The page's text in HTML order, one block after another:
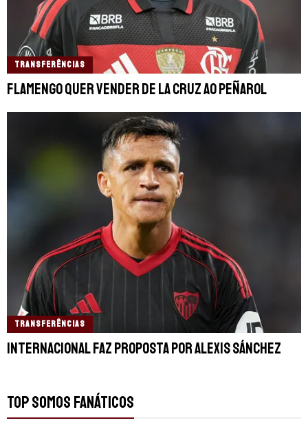
TRANSFERÊNCIAS
Flamengo quer vender De La Cruz ao Peñarol
TRANSFERÊNCIAS
Internacional faz proposta por Alexis Sánchez
TOP SOMOS FANÁTICOS